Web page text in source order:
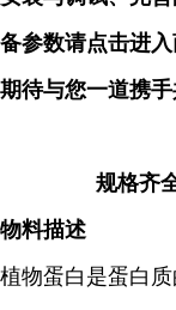
备参数请点击进
期待与您一道携
规格齐
物料描述
植物蛋白是蛋白